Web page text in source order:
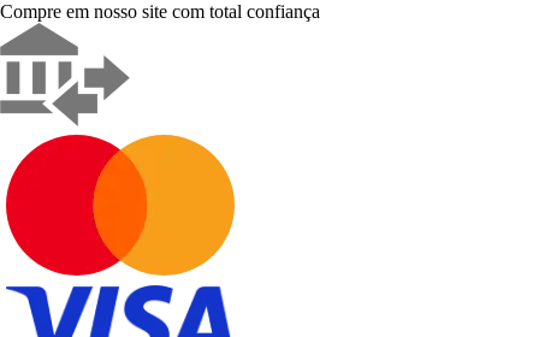
Compre em nosso site com total confiança